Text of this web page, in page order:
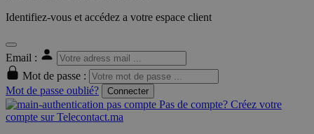
Identifiez-vous et accédez a votre espace client
Email :
Mot de passe :
Mot de passe oublié?
Connecter
Pas de compte? Créez votre
compte sur Telecontact.ma